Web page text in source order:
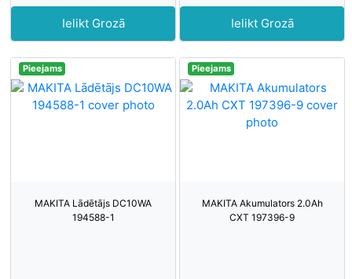
Ielikt Grozā Ielikt Grozā
Pieejams
MAKITA Lādētājs DC10WA
194588-1
Pieejams
MAKITA Akumulators 2.0Ah
CXT 197396-9